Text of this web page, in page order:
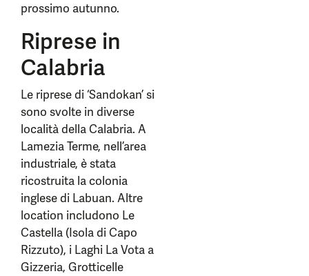
prossimo autunno.
Riprese in
Calabria
Le riprese di ‘Sandokan’ si
sono svolte in diverse
località della Calabria. A
Lamezia Terme, nell’area
industriale, è stata
ricostruita la colonia
inglese di Labuan. Altre
location includono Le
Castella (Isola di Capo
Rizzuto), i Laghi La Vota a
Gizzeria, Grotticelle